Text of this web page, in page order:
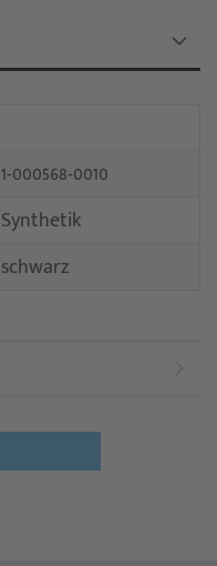
1-000568-0010
Synthetik
schwarz